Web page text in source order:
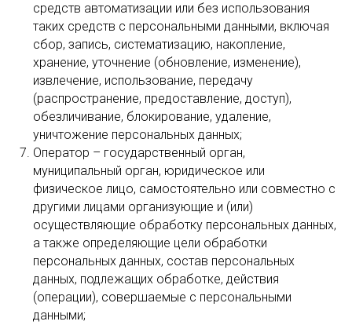
средств автоматизации или без использования
таких средств с персональными данными, включая
сбор, запись, систематизацию, накопление,
хранение, уточнение (обновление, изменение),
извлечение, использование, передачу
(распространение, предоставление, доступ),
обезличивание, блокирование, удаление,
уничтожение персональных данных;
Оператор – государственный орган,
муниципальный орган, юридическое или
физическое лицо, самостоятельно или совместно с
другими лицами организующие и (или)
осуществляющие обработку персональных данных,
а также определяющие цели обработки
персональных данных, состав персональных
данных, подлежащих обработке, действия
(операции), совершаемые с персональными
данными;